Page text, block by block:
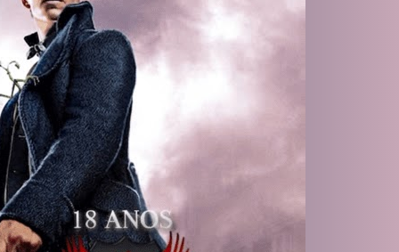
1️⃣
8️⃣